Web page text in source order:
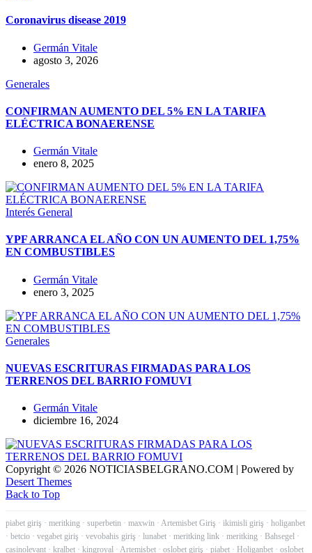
Coronavirus disease 2019
Germán Vitale
agosto 3, 2026
Generales
CONFIRMAN AUMENTO DEL 5% EN LA TARIFA
ELÉCTRICA BONAERENSE
Germán Vitale
enero 8, 2025
Interés General
YPF ARRANCA EL AÑO CON UN AUMENTO DEL 1,75%
EN COMBUSTIBLES
Germán Vitale
enero 3, 2025
Generales
NUEVAS ESCRITURAS FIRMADAS PARA LOS
TERRENOS DEL BARRIO FOMUVI
Germán Vitale
diciembre 16, 2024
Copyright © 2026 NOTICIASBELGRANO.COM | Powered by
Desert Themes
Back to Top
piabet giriş · meritking · superbetin · maxwin · Artemisbet Giriş · ikimisli giriş · holiganbet
· betcio · vegabet giriş · vevobahis giriş · lunabet · meritking link · meritking · Bahsegel ·
casinolevant · kralbet · kingroyal · Artemisbet · oslobet giriş · piabet · Holiganbet · oslobet